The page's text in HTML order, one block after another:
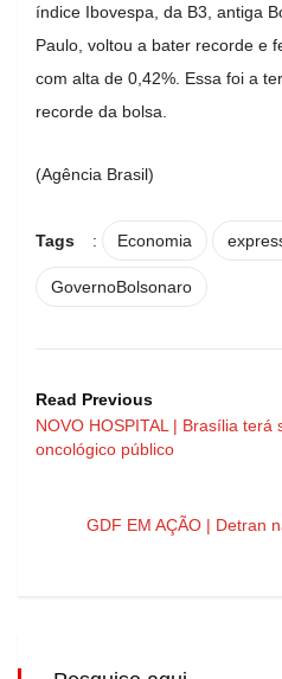
índice Ibovespa, da B3, antiga
Paulo, voltou a bater recorde e
com alta de 0,42%. Essa foi a
recorde da bolsa.
(Agência Brasil)
Tags : Economia
GovernoBolsonaro
Read Previous
NOVO HOSPITAL | Brasília terá
oncológico público
GDF EM AÇÃO | Detran